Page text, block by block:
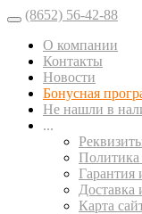
(8652) 56-42-88
О компании
Контакты
Новости
Бонусная
Не нашли в
...
Политика
Гарантия
Доставка
Карта